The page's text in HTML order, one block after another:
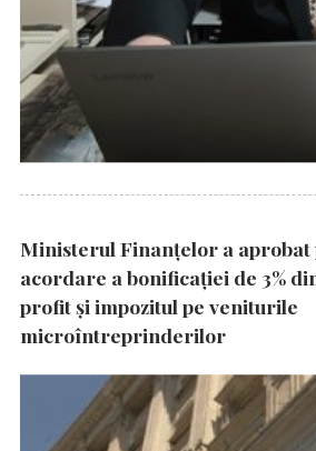
Ministerul Finanțelor a aprobat
acordare a bonificației de 3%
profit și impozitul pe veniturile
microîntreprinderilor